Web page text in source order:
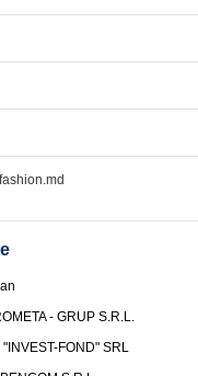
- GRUP S.R.L.
"INVEST-FOND" SRL